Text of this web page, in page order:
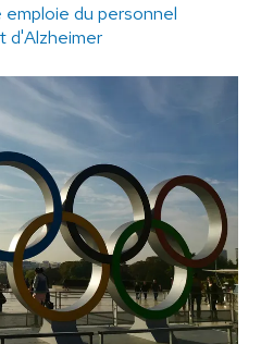
du personnel
d'Alzheimer